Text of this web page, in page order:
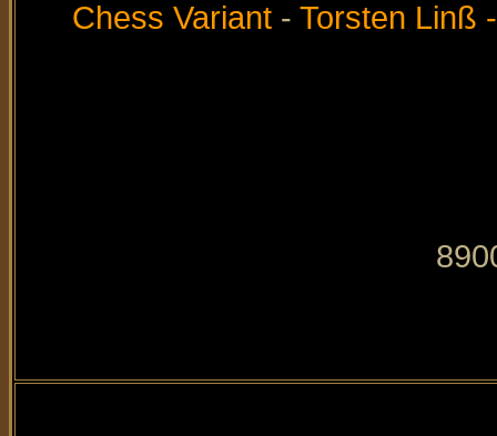
Chess Variant- Torsten Linß